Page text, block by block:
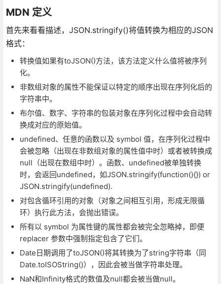
MDN 定义
首先来看看描述，JSON.stringify()将值转换为相应的JSON
格式：
转换值如果有toJSON()方法，该方法定义什么值将被序列
化。
非数组对象的属性不能保证以特定的顺序出现在序列化后的
字符串中。
布尔值、数字、字符串的包装对象在序列化过程中会自动转
换成对应的原始值。
undefined、任意的函数以及 symbol 值，在序列化过程中
会被忽略（出现在非数组对象的属性值中时）或者被转换成
null（出现在数组中时）。函数、undefined被单独转换
时，会返回undefined，如JSON.stringify(function(){}) or
JSON.stringify(undefined).
对包含循环引用的对象（对象之间相互引用，形成无限循
环）执行此方法，会抛出错误。
所有以 symbol 为属性键的属性都会被完全忽略掉，即便
replacer 参数中强制指定包含了它们。
Date日期调用了toJSON()将其转换为了string字符串（同
Date.toISOString()），因此会被当做字符串处理。
NaN和Infinity格式的数值及null都会被当做null。